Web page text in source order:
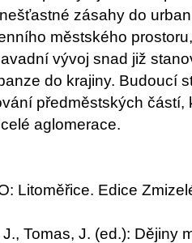
zásahy do
městského
vývoj snad již
do krajiny. Budoucí
předměstských částí,
aglomerace.
Litoměřice. Edice
Tomas, J. (ed.): Dějiny